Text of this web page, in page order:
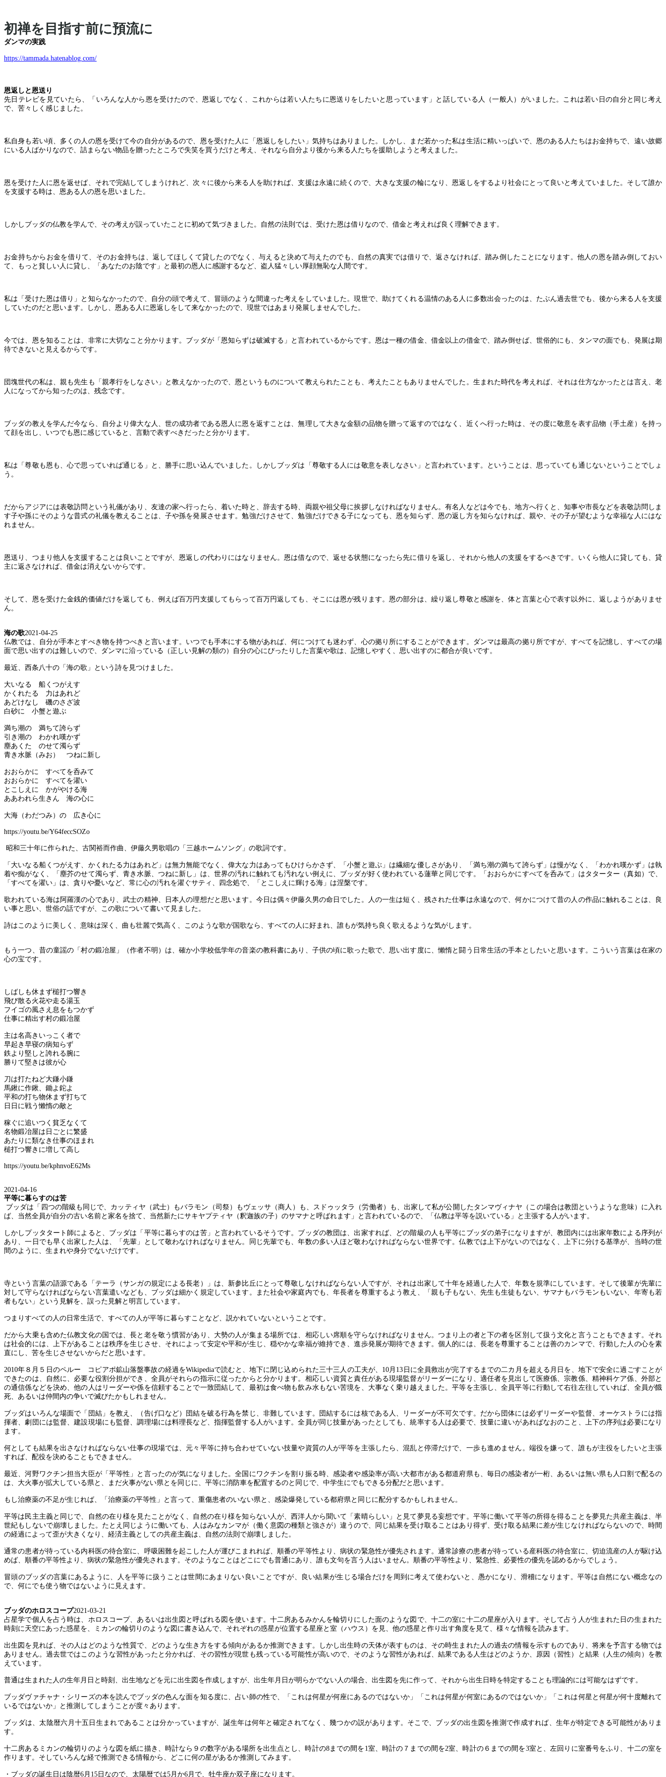
初禅を目指す前に預流に
ダンマの実践
https://tammada.hatenablog.com/
恩返しと恩送り
先日テレビを見ていたら、「いろんな人から恩を受けたので、恩返しでなく、これからは若い人たちに恩送りをしたいと思っています」と話している人（一般人）がいました。これは若い日の自分と同じ考え
で、苦々しく感じました。
私自身も若い頃、多くの人の恩を受けて今の自分があるので、恩を受けた人に「恩返しをしたい」気持ちはありました。しかし、まだ若かった私は生活に精いっぱいで、恩のある人たちはお金持ちで、遠い故郷
にいる人ばかりなので、詰まらない物品を贈ったところで失笑を買うだけと考え、それなら自分より後から来る人たちを援助しようと考えました。
恩を受けた人に恩を返せば、それで完結してしまうけれど、次々に後から来る人を助ければ、支援は永遠に続くので、大きな支援の輪になり、恩返しをするより社会にとって良いと考えていました。そして誰か
を支援する時は、恩ある人の恩を思いました。
しかしブッダの仏教を学んで、その考えが誤っていたことに初めて気づきました。自然の法則では、受けた恩は借りなので、借金と考えれば良く理解できます。
お金持ちからお金を借りて、そのお金持ちは、返してほしくて貸したのでなく、与えると決めて与えたのでも、自然の真実では借りで、返さなければ、踏み倒したことになります。他人の恩を踏み倒しておい
て、もっと貧しい人に貸し、「あなたのお陰です」と最初の恩人に感謝するなど、盗人猛々しい厚顔無恥な人間です。
私は「受けた恩は借り」と知らなかったので、自分の頭で考えて、冒頭のような間違った考えをしていました。現世で、助けてくれる温情のある人に多数出会ったのは、たぶん過去世でも、後から来る人を支援
していたのだと思います。しかし、恩ある人に恩返しをして来なかったので、現世ではあまり発展しませんでした。
今では、恩を知ることは、非常に大切なこと分かります。ブッダが「恩知らずは破滅する」と言われているからです。恩は一種の借金、借金以上の借金で、踏み倒せば、世俗的にも、タンマの面でも、発展は期
待できないと見えるからです。
団塊世代の私は、親も先生も「親孝行をしなさい」と教えなかったので、恩というものについて教えられたことも、考えたこともありませんでした。生まれた時代を考えれば、それは仕方なかったとは言え、老
人になってから知ったのは、残念です。
ブッダの教えを学んだ今なら、自分より偉大な人、世の成功者である恩人に恩を返すことは、無理して大きな金額の品物を贈って返すのではなく、近くへ行った時は、その度に敬意を表す品物（手土産）を持っ
て顔を出し、いつでも恩に感じていると、言動で表すべきだったと分かります。
私は「尊敬も恩も、心で思っていれば通じる」と、勝手に思い込んでいました。しかしブッダは「尊敬する人には敬意を表しなさい」と言われています。ということは、思っていても通じないということでしょ
う。
だからアジアには表敬訪問という礼儀があり、友達の家へ行ったら、着いた時と、辞去する時、両親や祖父母に挨拶しなければなりません。有名人などは今でも、地方へ行くと、知事や市長などを表敬訪問しま
す子や孫にそのような昔式の礼儀を教えることは、子や孫を発展させます。勉強だけさせて、勉強だけできる子になっても、恩を知らず、恩の返し方を知らなければ、親や、その子が望むような幸福な人にはな
れません。
恩送り、つまり他人を支援することは良いことですが、恩返しの代わりにはなりません。恩は借なので、返せる状態になったら先に借りを返し、それから他人の支援をするべきです。いくら他人に貸しても、貸
主に返さなければ、借金は消えないからです。
そして、恩を受けた金銭的価値だけを返しても、例えば百万円支援してもらって百万円返しても、そこには恩が残ります。恩の部分は、繰り返し尊敬と感謝を、体と言葉と心で表す以外に、返しようがありませ
ん。
海の歌2021-04-25
仏教では、自分が手本とすべき物を持つべきと言います。いつでも手本にする物があれば、何につけても迷わず、心の拠り所にすることができます。ダンマは最高の拠り所ですが、すべてを記憶し、すべての場
面で思い出すのは難しいので、ダンマに沿っている（正しい見解の類の）自分の心にぴったりした言葉や歌は、記憶しやすく、思い出すのに都合が良いです。
最近、西条八十の「海の歌」という詩を見つけました。
大いなる 船くつがえす
かくれたる 力はあれど
あどけなし 磯のさざ波
白砂に 小蟹と遊ぶ
満ち潮の 満ちて誇らず
引き潮の わかれ嘆かず
塵あくた のせて濁らず
青き水脈（みお） つねに新し
おおらかに すべてを呑みて
おおらかに すべてを濯い
とこしえに かがやける海
ああわれら生きん 海の心に
大海（わだつみ）の 広き心に
https://youtu.be/Y64feccSOZo
昭和三十年に作られた、古関裕而作曲、伊藤久男歌唱の「三越ホームソング」の歌詞です。
「大いなる船くつがえす、かくれたる力はあれど」は無力無能でなく、偉大な力はあってもひけらかさず、「小蟹と遊ぶ」は繊細な優しさがあり、「満ち潮の満ちて誇らず」は慢がなく、「わかれ嘆かず」は執
着や痴がなく、「塵芥のせて濁らず、青き水脈、つねに新し」は、世界の汚れに触れても汚れない例えに、ブッダが好く使われている蓮華と同じです。「おおらかにすべてを呑みて」はタターター（真如）で、
「すべてを濯い」は、貪りや憂いなど、常に心の汚れを濯ぐサティ、四念処で、「とこしえに輝ける海」は涅槃です。
歌われている海は阿羅漢の心であり、武士の精神、日本人の理想だと思います。今日は偶々伊藤久男の命日でした。人の一生は短く、残された仕事は永遠なので、何かにつけて昔の人の作品に触れることは、良
い事と思い、世俗の話ですが、この歌について書いて見ました。
詩はこのように美しく、意味は深く、曲も壮麗で気高く、このような歌が国歌なら、すべての人に好まれ、誰もが気持ち良く歌えるような気がします。
もう一つ、昔の童謡の「村の鍛冶屋」（作者不明）は、確か小学校低学年の音楽の教科書にあり、子供の頃に歌った歌で、思い出す度に、懶惰と闘う日常生活の手本としたいと思います。こういう言葉は在家の
心の宝です。
しばしも休まず槌打つ響き
飛び散る火花や走る湯玉
フイゴの風さえ息をもつかず
仕事に精出す村の鍛冶屋
主は名高きいっこく者で
早起き早寝の病知らず
鉄より堅しと誇れる腕に
勝りて堅きは彼が心
刀は打たねど大鎌小鎌
馬鍬に作鍬、鋤よ鉈よ
平和の打ち物休まず打ちて
日日に戦う懶惰の敵と
稼ぐに追いつく貧乏なくて
名物鍛冶屋は日ごとに繁盛
あたりに類なき仕事のほまれ
槌打つ響きに増して高し
https://youtu.be/kphnvoE62Ms
2021-04-16
平等に暮らすのは苦
ブッダは「四つの階級も同じで、カッティヤ（武士）もバラモン（司祭）もヴェッサ（商人）も、スドゥッタラ（労働者）も、出家して私が公開したタンマヴィナヤ（この場合は教団というような意味）に入れ
ば、当然全員が自分の古い名前と家名を捨て、当然新たにサキヤプティヤ（釈迦族の子）のサマナと呼ばれます」と言われているので、「仏教は平等を説いている」と主張する人がいます。
しかしプッタタート師によると、ブッダは「平等に暮らすのは苦」と言われているそうです。ブッダの教団は、出家すれば、どの階級の人も平等にブッダの弟子になりますが、教団内には出家年数による序列が
あり、一日でも早く出家した人は、「先輩」として敬わなければなりません。同じ先輩でも、年数の多い人ほど敬わなければならない世界です。仏教では上下がないのではなく、上下に分ける基準が、当時の世
間のように、生まれや身分でないだけです。
寺という言葉の語源である「テーラ（サンガの規定による長老）」は、新参比丘にとって尊敬しなければならない人ですが、それは出家して十年を経過した人で、年数を規準にしています。そして後輩が先輩に
対して守らなければならない言葉遣いなども、ブッダは細かく規定しています。また社会や家庭内でも、年長者を尊重するよう教え、「親も子もない、先生も生徒もない、サマナもバラモンもいない、年寄も若
者もない」という見解を、誤った見解と明言しています。
つまりすべての人の日常生活で、すべての人が平等に暮らすことなど、説かれていないということです。
だから大乗も含めた仏教文化の国では、長と老を敬う慣習があり、大勢の人が集まる場所では、相応しい席順を守らなければなりません。つまり上の者と下の者を区別して扱う文化と言うこともできます。それ
は社会的には、上下があることは秩序を生じさせ、それによって安定や平和が生じ、穏やかな幸福が維持でき、進歩発展が期待できます。個人的には、長老を尊重することは善のカンマで、行動した人の心を素
直にし、苦を生じさせないからだと思います。
2010年８月５日のペルー コピアポ鉱山落盤事故の経過をWikipediaで読むと、地下に閉じ込められた三十三人の工夫が、 10月 13 日に全員救出が完了するまでの二カ月を超える月日を、地下で安全に過ごすことが
できたのは、自然に、必要な役割分担ができ、全員がそれらの指示に従ったからと分かります。相応しい資質と責任がある現場監督がリーダーになり、適任者を見出して医療係、宗教係、精神科ケア係、外部と
の通信係などを決め、他の人はリーダーや係を信頼することで一致団結して、最初は食べ物も飲み水もない苦境を、大事なく乗り越えました。平等を主張し、全員平等に行動して右往左往していれば、全員が餓
死、あるいは仲間内の争いで滅びたかもしれません。
ブッダはいろんな場面で「団結」を教え、（告げ口など）団結を破る行為を禁じ、非難しています。団結するには核である人、リーダーが不可欠です。だから団体には必ずリーダーや監督、オーケストラには指
揮者、劇団には監督、建設現場にも監督、調理場には料理長など、指揮監督する人がいます。全員が同じ技量があったとしても、統率する人は必要で、技量に違いがあればなおのこと、上下の序列は必要になり
ます。
何としても結果を出さなければならない仕事の現場では、元々平等に持ち合わせていない技量や資質の人が平等を主張したら、混乱と停滞だけで、一歩も進めません。端役を嫌って、誰もが主役をしたいと主張
すれば、配役を決めることもできません。
最近、河野ワクチン担当大臣が「平等性」と言ったのが気になりました。全国にワクチンを割り振る時、感染者や感染率が高い大都市がある都道府県も、毎日の感染者が一桁、あるいは無い県も人口割で配るの
は、大火事が拡大している県と、まだ火事がない県とを同じに、平等に消防車を配置するのと同じで、中学生にでもできる分配だと思います。
もし治療薬の不足が生じれば、「治療薬の平等性」と言って、重傷患者のいない県と、感染爆発している都府県と同じに配分するかもしれません。
平等は民主主義と同じで、自然の在り様を見たことがなく、自然の在り様を知らない人が、西洋人から聞いて「素晴らしい」と見て夢見る妄想です。平等に働いて平等の所得を得ることを夢見た共産主義は、半
世紀もしないで崩壊しました。たとえ同じように働いても、人はみなカンマが（働く意図の種類と強さが）違うので、同じ結果を受け取ることはあり得ず、受け取る結果に差が生じなければならないので、時間
の経過によって歪が大きくなり、経済主義としての共産主義は、自然の法則で崩壊しました。
通常の患者が待っている内科医の待合室に、呼吸困難を起こした人が運びこまれれば、順番の平等性より、病状の緊急性が優先されます。通常診療の患者が待っている産科医の待合室に、切迫流産の人が駆け込
めば、順番の平等性より、病状の緊急性が優先されます。そのようなことはどこにでも普通にあり、誰も文句を言う人はいません。順番の平等性より、緊急性、必要性の優先を認めるからでしょう。
冒頭のブッダの言葉にあるように、人を平等に扱うことは世間にあまりない良いことですが、良い結果が生じる場合だけを周到に考えて使わないと、愚かになり、滑稽になります。平等は自然にない概念なの
で、何にでも使う物ではないように見えます。
ブッダのホロスコープ2021-03-21
占星学で個人を占う時は、ホロスコープ、あるいは出生図と呼ばれる図を使います。十二房あるみかんを輪切りにした面のような図で、十二の室に十二の星座が入ります。そして占う人が生まれた日の生まれた
時刻に天空にあった惑星を、ミカンの輪切りのような図に書き込んで、それぞれの惑星が位置する星座と室（ハウス）を見、他の惑星と作り出す角度を見て、様々な情報を読みます。
出生図を見れば、その人はどのような性質で、どのような生き方をする傾向があるか推測できます。しかし出生時の天体が表すものは、その時生まれた人の過去の情報を示すものであり、将来を予言する物では
ありません。過去世ではこのような習性があったと分かれば、その習性が現世も残っている可能性が高いので、そのような習性があれば、結果である人生はどのようか、原因（習性）と結果（人生の傾向）を教
えています。
普通は生まれた人の生年月日と時刻、出生地などを元に出生図を作成しますが、出生年月日が明らかでない人の場合、出生図を先に作って、それから出生日時を特定することも理論的には可能なはずです。
ブッダヴァチャナ・シリーズの本を読んでブッダの色んな面を知る度に、占い師の性で、「これは何星が何座にあるのではないか」「これは何星が何室にあるのではないか」「これは何星と何星が何十度離れて
いるではないか」と推測してしまうことが度々あります。
ブッダは、太陰暦六月十五日生まれであることは分かっていますが、誕生年は何年と確定されてなく、幾つかの説があります。そこで、ブッダの出生図を推測で作成すれば、生年が特定できる可能性がありま
す。
十二房あるミカンの輪切りのような図を紙に描き、時計なら９の数字がある場所を出生点とし、時計の8までの間を 1室、時計の７までの間を2室、時計の６までの間を3室と、左回りに室番号をふり、十二の室を
作ります。そしていろんな経で推測できる情報から、どこに何の星があるか推測してみます。
・ブッダの誕生日は陰暦6月 15 日なので、太陽暦では5月か6月で、牡牛座か双子座になります。